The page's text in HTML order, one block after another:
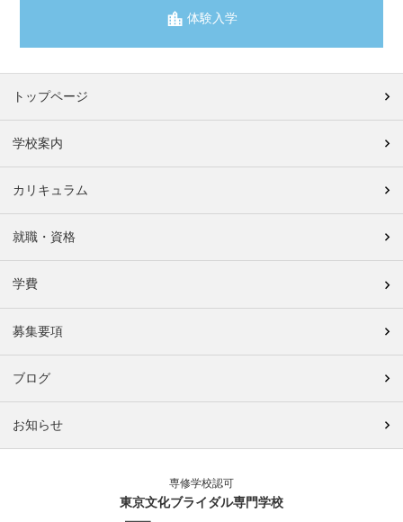
体験入学
トップページ
学校案内
カリキュラム
就職・資格
学費
募集要項
ブログ
お知らせ
専修学校認可
東京文化ブライダル専門学校